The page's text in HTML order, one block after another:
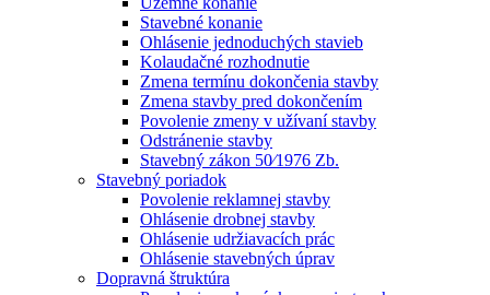
Stavebné konanie
Ohlásenie jednoduchých stavieb
Kolaudačné rozhodnutie
Zmena termínu dokončenia stavby
Zmena stavby pred dokončením
Povolenie zmeny v užívaní stavby
Odstránenie stavby
Stavebný zákon 50⁄1976 Zb.
Stavebný poriadok
Povolenie reklamnej stavby
Ohlásenie drobnej stavby
Ohlásenie udržiavacích prác
Ohlásenie stavebných úprav
Dopravná štruktúra